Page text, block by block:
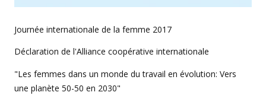
Journée internationale de la femme 2017
Déclaration de l'Alliance coopérative internationale
"Les femmes dans un monde du travail en évolution: Vers
une planète 50-50 en 2030"